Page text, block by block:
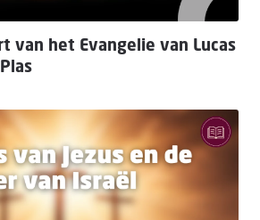
van het Evangelie van Lucas